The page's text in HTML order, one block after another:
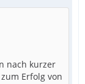
nach kurzer
Erfolg von